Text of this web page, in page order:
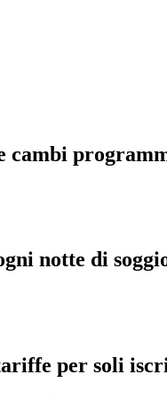
cambi
notte di
per soli